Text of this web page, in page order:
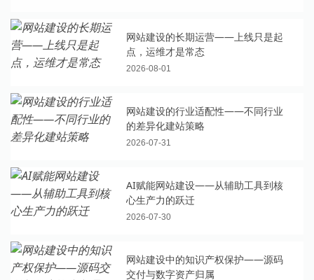
网站建设的长期运营——上线只是起
点，运维才是常态
2026-08-01
网站建设的行业适配性——不同行业
的差异化建站策略
2026-07-31
AI赋能网站建设——从辅助工具到核
心生产力的跃迁
2026-07-30
网站建设中的知识产权保护——源码
交付与数字资产归属